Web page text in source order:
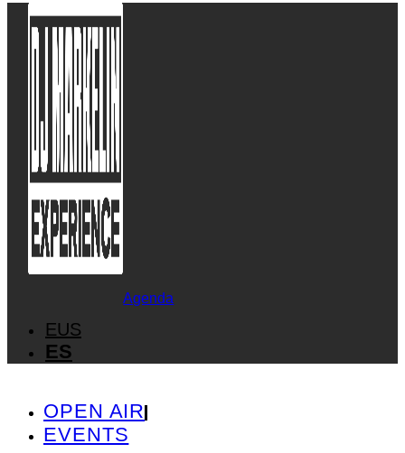
Agenda
EUS
ES
OPEN AIR
EVENTS